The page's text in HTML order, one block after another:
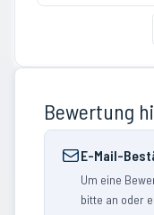
Bewertung
E-Mail-
Um eine
bitte an oder